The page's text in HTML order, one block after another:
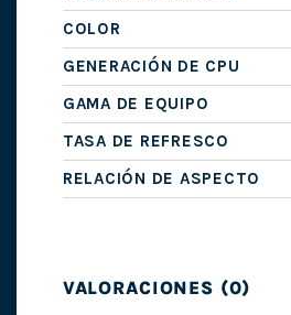
COLOR
GENERACIÓN DE CPU
GAMA DE EQUIPO
TASA DE REFRESCO
RELACIÓN DE ASPECTO
VALORACIONES (0)